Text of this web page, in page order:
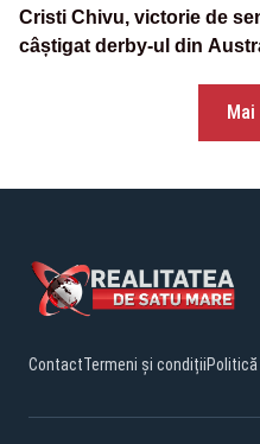
Cristi Chivu, victorie de
câștigat derby-ul din
ContactTermeni și condiții